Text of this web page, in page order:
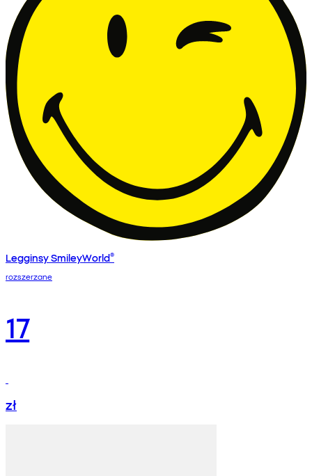
Legginsy SmileyWorld®
rozszerzane
17
zł